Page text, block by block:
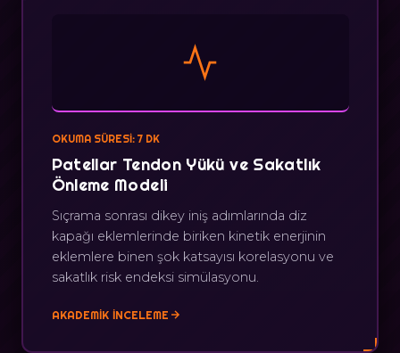
OKUMA SÜRESI: 7 DK
Patellar Tendon Yükü ve Sakatlık
Önleme Modeli
Sıçrama sonrası dikey iniş adımlarında diz
kapağı eklemlerinde biriken kinetik enerjinin
eklemlere binen şok katsayısı korelasyonu ve
sakatlık risk endeksi simülasyonu.
AKADEMIK İNCELEME